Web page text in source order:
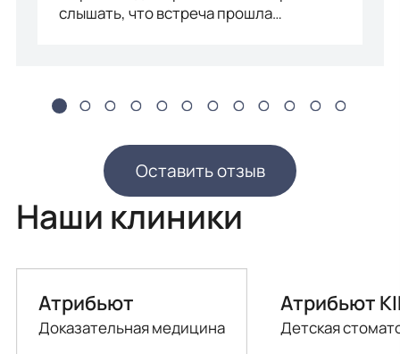
слышать, что встреча прошла…
Оставить отзыв
Наши клиники
Атрибьют
Доказательная медицина
Атрибьют
Детская